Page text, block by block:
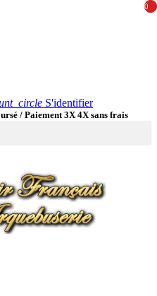
S'identifier
/ Paiement 3X 4X sans frais
0
0